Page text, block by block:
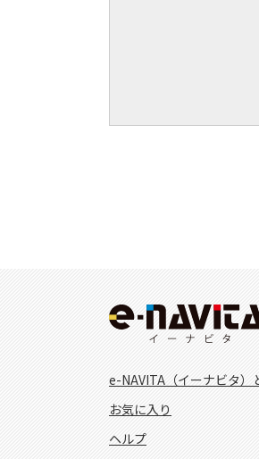
e-NAVITA（イーナビタ）
お気に入り
ヘルプ